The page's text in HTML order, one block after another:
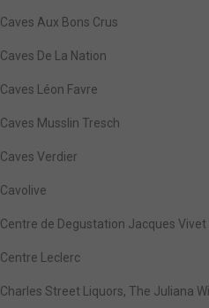
Caves Aux Bons Crus
Caves De La Nation
Caves Léon Favre
Caves Musslin Tresch
Caves Verdier
Cavolive
Centre de Degustation Jacques Vivet
Centre Leclerc
Charles Street Liquors, The Juliana